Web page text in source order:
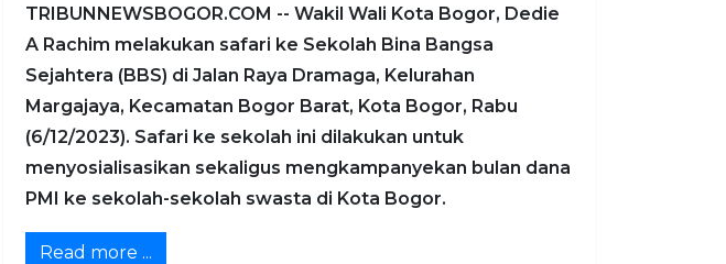
TRIBUNNEWSBOGOR.COM -- Wakil Wali Kota Bogor, Dedie
A Rachim melakukan safari ke Sekolah Bina Bangsa
Sejahtera (BBS) di Jalan Raya Dramaga, Kelurahan
Margajaya, Kecamatan Bogor Barat, Kota Bogor, Rabu
(6/12/2023). Safari ke sekolah ini dilakukan untuk
menyosialisasikan sekaligus mengkampanyekan bulan dana
PMI ke sekolah-sekolah swasta di Kota Bogor.
Read more ...